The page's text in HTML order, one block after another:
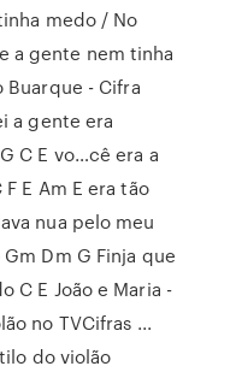
medo / No
a gente nem tinha
Buarque - Cifra
a gente era
C E vo…cê era a
E Am E era tão
nua pelo meu
Dm G Finja que
C E João e Maria -
no TVCifras ...
do violão